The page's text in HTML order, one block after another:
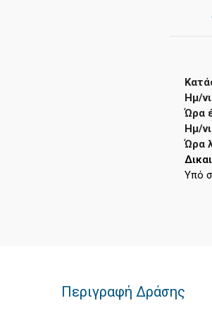
Ημ/
Ώρα
Ημ/
Ώρα
Υπό
Περιγραφή Δράσης